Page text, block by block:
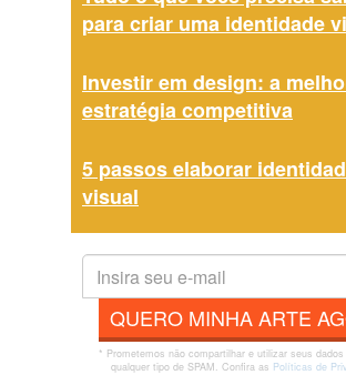
para criar uma identidade
Investir em design: a
estratégia competitiva
5 passos elaborar
visual
QUERO MINHA ARTE
* Prometemos não compartilhar e utilizar seus
qualquer tipo de SPAM. Confira as Políticas de